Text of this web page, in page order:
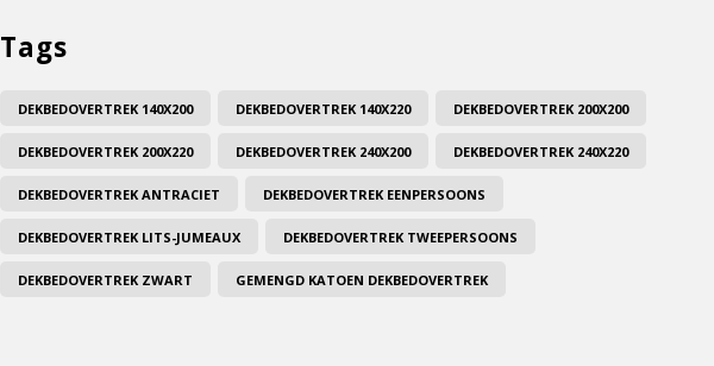
Tags
DEKBEDOVERTREK 140X200 DEKBEDOVERTREK 140X220 DEKBEDOVERTREK 200X200
DEKBEDOVERTREK 200X220 DEKBEDOVERTREK 240X200 DEKBEDOVERTREK 240X220
DEKBEDOVERTREK ANTRACIET DEKBEDOVERTREK EENPERSOONS
DEKBEDOVERTREK LITS-JUMEAUX DEKBEDOVERTREK TWEEPERSOONS
DEKBEDOVERTREK ZWART GEMENGD KATOEN DEKBEDOVERTREK